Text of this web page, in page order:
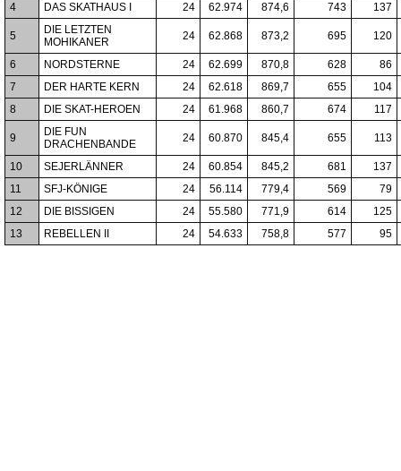
4
DAS SKATHAUS I 24 62.974 874,6 743 137
5
DIE LETZTEN
MOHIKANER
24 62.868 873,2 695 120
6 NORDSTERNE 24 62.699 870,8 628
86
7
DER HARTE KERN 24 62.618 869,7 655
104
8
DIE SKAT-HEROEN 24 61.968 860,7 674 117
9
DIE FUN
DRACHENBANDE
24 60.870 845,4 655 113
10 SEJERLÄNNER 24 60.854 845,2 681
137
11
SFJ-KÖNIGE 24 56.114 779,4 569
79
12
DIE BISSIGEN 24 55.580 771,9 614
125
13
REBELLEN II 24 54.633 758,8 577 95